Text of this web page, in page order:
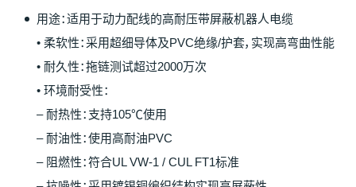
用途：适用于动力配线的高耐压带屏蔽机器人电缆
• 柔软性：采用超细导体及PVC绝缘/护套，实现高弯曲性能
• 耐久性：拖链测试超过2000万次
• 环境耐受性：
– 耐热性：支持105℃使用
– 耐油性：使用高耐油PVC
– 阻燃性：符合UL VW-1 / CUL FT1标准